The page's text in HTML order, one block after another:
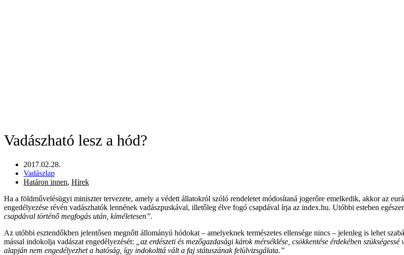
Vadászható lesz a hód?
2017.02.28.
Vadászlap
Határon innen, Hírek
Ha a földművelésügyi miniszter tervezete, amely a védett állatokról szóló rendeletet módosítaná jogerőre emelkedik, akkor az
engedélyezése révén vadászhatók lennének vadászpuskával, illetőleg élve fogó csapdával írja az index.hu. Utóbbi esteben
csapdával történő megfogás után, kíméletesen”.
Az utóbbi esztendőkben jelentősen megnőtt állományú hódokat – amelyeknek természetes ellensége nincs – jelenleg is lehet
mással indokolja vadászat engedélyezését:
„az erdészeti és mezőgazdasági károk mérséklése, csökkentése érdekében
alapján nem engedélyezhet a hatóság, így indokolttá vált a faj státuszának felülvizsgálata.”